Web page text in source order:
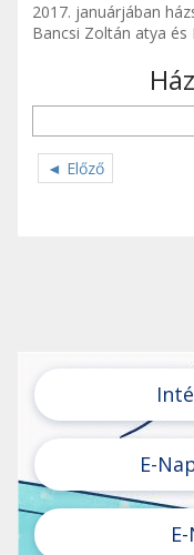
2017. januárjában
Bancsi Zoltán atya és
◄ Előző
E-